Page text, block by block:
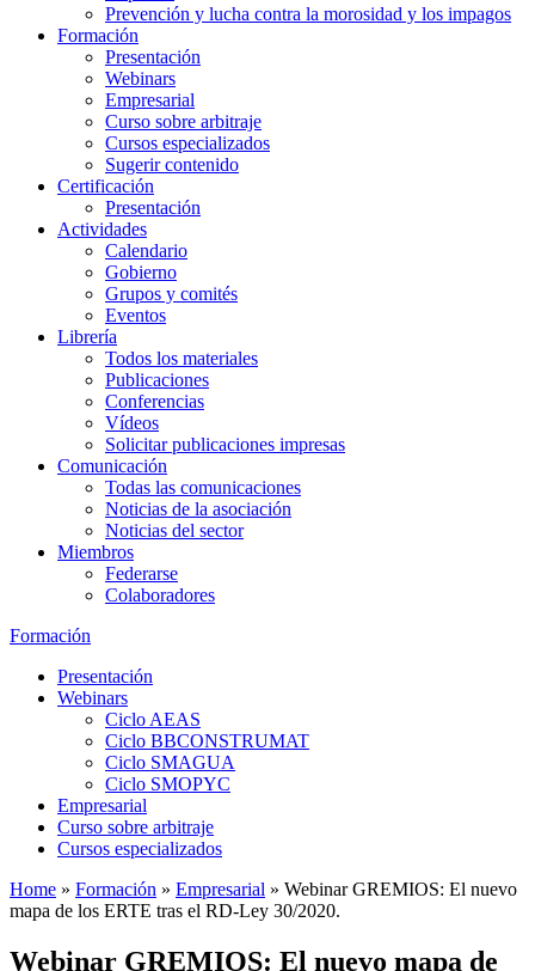
Prevención y lucha contra la morosidad y los impagos
Formación
Presentación
Webinars
Empresarial
Curso sobre arbitraje
Cursos especializados
Sugerir contenido
Certificación
Presentación
Actividades
Calendario
Gobierno
Grupos y comités
Eventos
Librería
Todos los materiales
Publicaciones
Conferencias
Vídeos
Solicitar publicaciones impresas
Comunicación
Todas las comunicaciones
Noticias de la asociación
Noticias del sector
Miembros
Federarse
Colaboradores
Formación
Presentación
Webinars
Ciclo AEAS
Ciclo BBCONSTRUMAT
Ciclo SMAGUA
Ciclo SMOPYC
Empresarial
Curso sobre arbitraje
Cursos especializados
Home » Formación » Empresarial » Webinar GREMIOS: El nuevo
mapa de los ERTE tras el RD-Ley 30/2020.
Webinar GREMIOS: El nuevo mapa de